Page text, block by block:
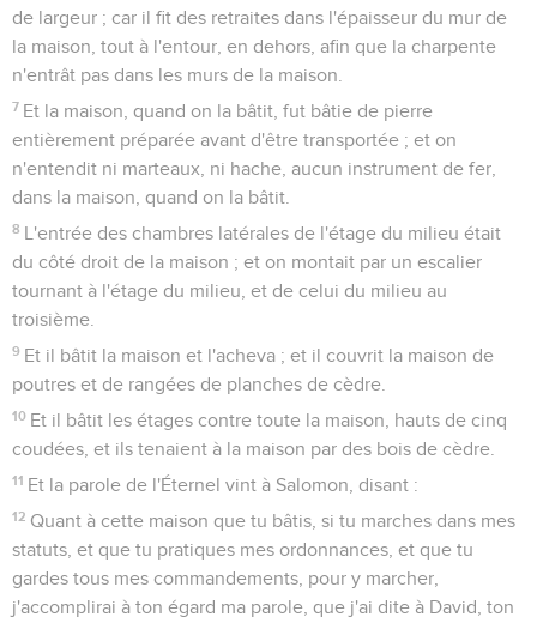
de largeur ; car il fit des retraites dans l'épaisseur du mur de
la maison, tout à l'entour, en dehors, afin que la charpente
n'entrât pas dans les murs de la maison.
7 Et la maison, quand on la bâtit, fut bâtie de pierre
entièrement préparée avant d'être transportée ; et on
n'entendit ni marteaux, ni hache, aucun instrument de fer,
dans la maison, quand on la bâtit.
8 L'entrée des chambres latérales de l'étage du milieu était
du côté droit de la maison ; et on montait par un escalier
tournant à l'étage du milieu, et de celui du milieu au
troisième.
9 Et il bâtit la maison et l'acheva ; et il couvrit la maison de
poutres et de rangées de planches de cèdre.
10 Et il bâtit les étages contre toute la maison, hauts de cinq
coudées, et ils tenaient à la maison par des bois de cèdre.
11 Et la parole de l'Éternel vint à Salomon, disant :
12 Quant à cette maison que tu bâtis, si tu marches dans mes
statuts, et que tu pratiques mes ordonnances, et que tu
gardes tous mes commandements, pour y marcher,
j'accomplirai à ton égard ma parole, que j'ai dite à David, ton